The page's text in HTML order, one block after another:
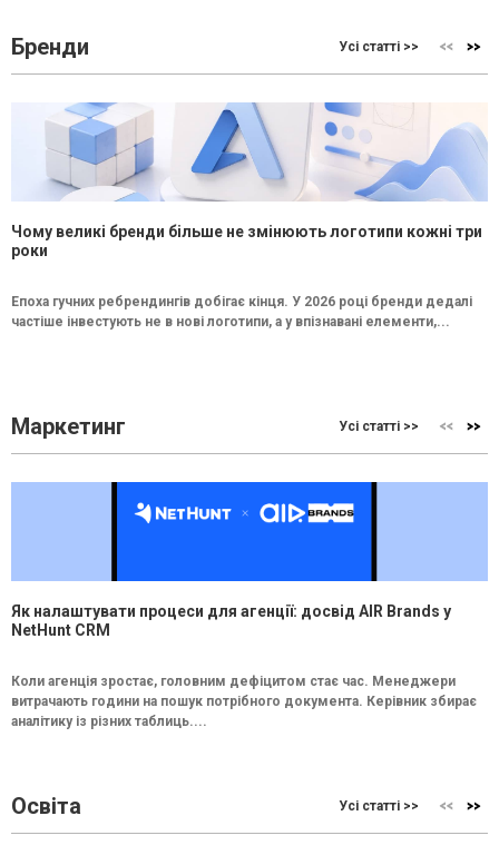
Бренди Усі статті >>
Чому великі бренди більше не змінюють логотипи кожні три
роки
Епоха гучних ребрендингів добігає кінця. У 2026 році бренди дедалі
частіше інвестують не в нові логотипи, а у впізнавані елементи,...
Маркетинг Усі статті >>
Як налаштувати процеси для агенції: досвід AIR Brands у
NetHunt CRM
Коли агенція зростає, головним дефіцитом стає час. Менеджери
витрачають години на пошук потрібного документа. Керівник збирає
аналітику із різних таблиць....
Освіта Усі статті >>